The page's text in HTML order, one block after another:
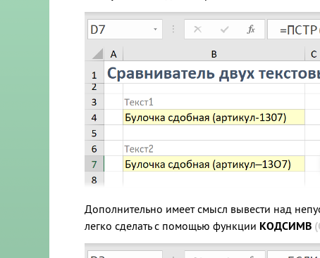
Дополнительно имеет смысл вывести над
легко сделать с помощью функции КОДСИМВ